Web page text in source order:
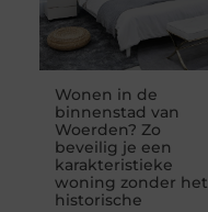
Wonen in de
binnenstad van
Woerden? Zo
beveilig je een
karakteristieke
woning zonder het
historische